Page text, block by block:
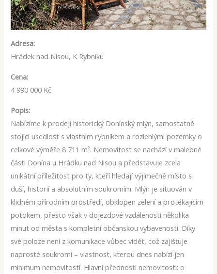
Adresa:
Hrádek nad Nisou, K Rybníku
Cena:
4 990 000 Kč
Popis:
Nabízíme k prodeji historický Donínský mlýn, samostatně
stojící usedlost s vlastním rybníkem a rozlehlými pozemky o
celkové výměře 8 711 m². Nemovitost se nachází v malebné
části Donína u Hrádku nad Nisou a představuje zcela
unikátní příležitost pro ty, kteří hledají výjimečné místo s
duší, historií a absolutním soukromím. Mlýn je situován v
klidném přírodním prostředí, obklopen zelení a protékajícím
potokem, přesto však v dojezdové vzdálenosti několika
minut od města s kompletní občanskou vybaveností. Díky
své poloze není z komunikace vůbec vidět, což zajišťuje
naprosté soukromí – vlastnost, kterou dnes nabízí jen
minimum nemovitostí. Hlavní přednosti nemovitosti: o